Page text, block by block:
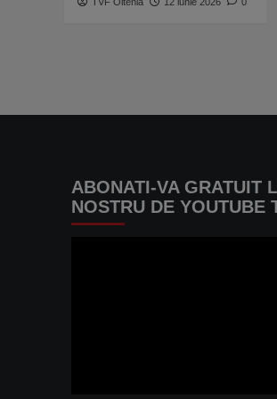
banca
ABONATI-VA GRATUIT
NOSTRU DE YOUTUBE